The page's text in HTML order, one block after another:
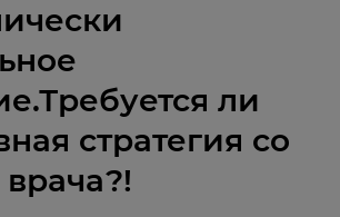
ли
стратегия со